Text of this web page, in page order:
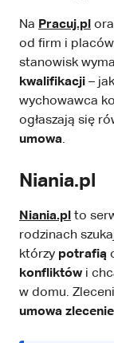
Na Pracuj.pl
od firm i
stanowisk
kwalifikacji – jak
wychowawca
ogłaszają się
umowa.
Niania.pl
Niania.pl to
rodzinach
którzy potrafią
konfliktówi
w domu.
umowa zlecenie